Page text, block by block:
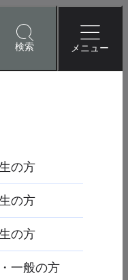
検索
検索
メニュー
の方
の方
の方
一般の方
８/30）